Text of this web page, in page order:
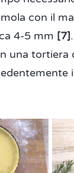
con il
4-5 mm [7].
una tortiera